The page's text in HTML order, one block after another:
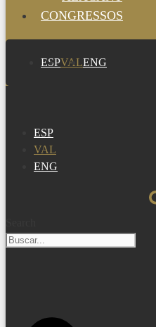
CONGRESSOS
ESPVALENG
ESP
VAL
ENG